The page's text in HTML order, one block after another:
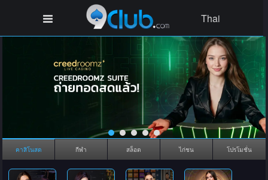
Thai
คาสิโนสด กีฬา สล็อต ไก่ชน โปรโมชั่น